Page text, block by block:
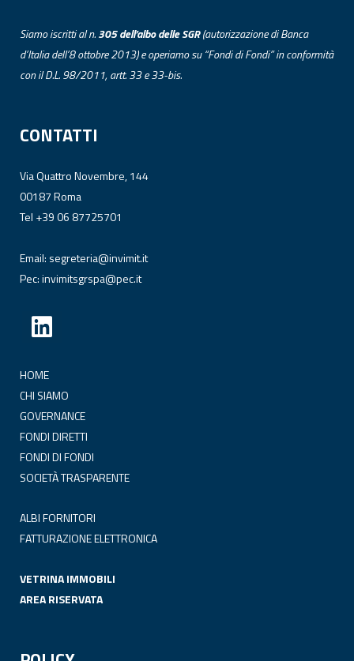
Siamo iscritti al n.305 dell’albodelleSGR(autorizzazione di Banca
d’Italia dell’8 ottobre 2013) e operiamo su “Fondi di Fondi” in conformità
con il D.L. 98/2011, artt. 33 e 33-bis.
CONTATTI
Via Quattro Novembre, 144
00187 Roma
Tel +39 06 87725701
Email: segreteria@invimit.it
Pec:invimitsgrspa@pec.it
HOME
CHI SIAMO
GOVERNANCE
FONDI DIRETTI
FONDI DI FONDI
SOCIETÀ TRASPARENTE
ALBI FORNITORI
FATTURAZIONE ELETTRONICA
VETRINA IMMOBILI
AREA RISERVATA